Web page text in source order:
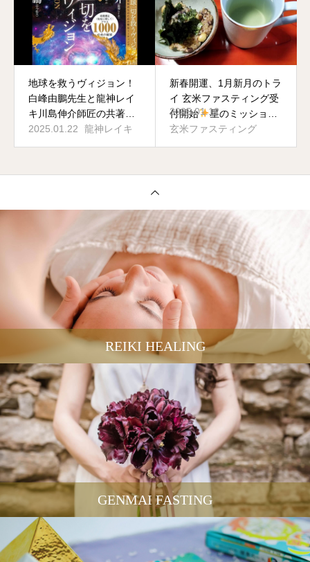
地球を救うヴィジョン！
白峰由鵬先生と龍神レイ
キ川島伸介師匠の共著が
ついに発売！
2025.01.22 龍神レイキ
新春開運、1月新月のトラ
イ 玄米ファスティング受
付開始
星のミッション
を遂行するアセンション
2025.01.12
玄米ファスティング
REIKI HEALING
GENMAI FASTING